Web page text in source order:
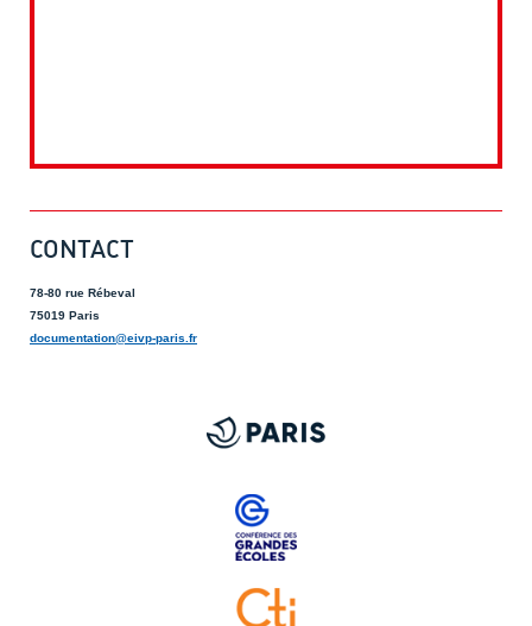
CONTACT
78-80 rue Rébeval
75019 Paris
documentation@eivp-paris.fr